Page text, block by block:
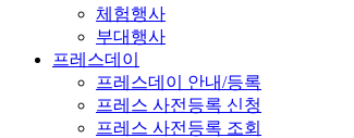
체험행사
부대행사
프레스데이
프레스데이 안내/등록
프레스 사전등록 신청
프레스 사전등록 조회